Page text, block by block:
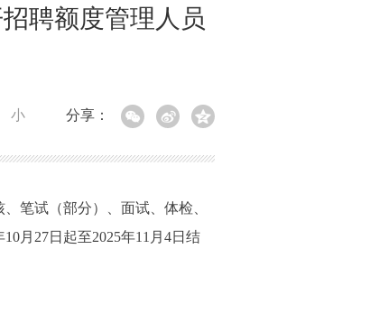
聘额度管理人员
分享：
小
笔试（部分）、面试、体检、
月27日起至2025年11月4日结